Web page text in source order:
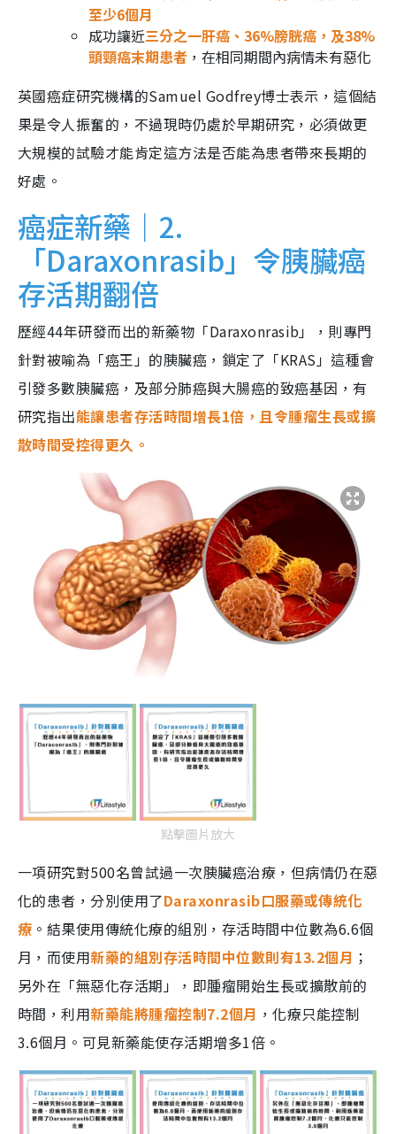
至少6個月
成功讓近三分之一肝癌、36%膀胱癌，及38%
頭頸癌末期患者 ，在相同期間內病情未有惡化
英國癌症研究機構的Samuel Godfrey博士表示，這個結
果是令人振奮的，不過現時仍處於早期研究，必須做更
大規模的試驗才能肯定這方法是否能為患者帶來長期的
好處。
癌症新藥｜2.
「Daraxonrasib」令胰臟癌
存活期翻倍
歷經44年研發而出的新藥物「Daraxonrasib」，則專門
針對被喻為「癌王」的胰臟癌，鎖定了「KRAS」這種會
引發多數胰臟癌，及部分肺癌與大腸癌的致癌基因，有
研究指出能讓患者存活時間增長1倍，且令腫瘤生長或擴
散時間受控得更久。
點擊圖片放大
一項研究對500名曾試過一次胰臟癌治療，但病情仍在惡
化的患者，分別使用了Daraxonrasib口服藥或傳統化
療 。結果使用傳統化療的組別，存活時間中位數為6.6個
月，而使用新藥的組別存活時間中位數則有13.2個月 ；
另外在「無惡化存活期」，即腫瘤開始生長或擴散前的
時間，利用新藥能將腫瘤控制7.2個月 ，化療只能控制
3.6個月。可見新藥能使存活期增多1倍。